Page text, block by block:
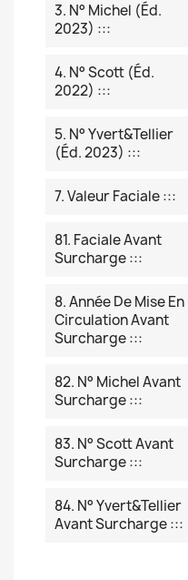
3. N° Michel (éd.
2023) :::
4. N° Scott (éd.
2022) :::
5. N° Yvert&Tellier
(éd. 2023) :::
7. Valeur Faciale :::
81. Faciale Avant
Surcharge :::
8. Année De Mise En
Circulation Avant
Surcharge :::
82. N° Michel Avant
Surcharge :::
83. N° Scott Avant
Surcharge :::
84. N° Yvert&Tellier
Avant Surcharge :::